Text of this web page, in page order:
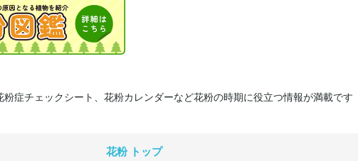
粉症チェックシート、花粉カレンダーなど花粉の時期に役立つ情報が満載です
花粉 トップ